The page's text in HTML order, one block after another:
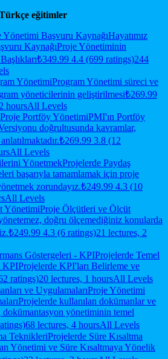
eğitimler
Hayatımız
KaynağıProje Yönetiminin
₺349.99 4.4 (699 ratings)244
YönetimiProgram Yönetimi süreci ve
yöneticilerinin geliştirilmesi₺269.99
hoursAll Levels
Proje Portföy YönetimiPMI'ın Portföy
doğrultusunda kavramlar,
₺269.99 3.8 (12
All Levels
Projelerde Paydaş
başarıyla tamamlamak için proje
zorundayız.₺249.99 4.3 (10
All Levels
Proje Ölçütleri ve Ölçüt
doğru ölçemediğiniz konularda
₺249.99 4.3 (6 ratings)21 lectures, 2
Projelerde Temel
KPIProjelerde KPI'ları Belirleme ve
ratings)20 lectures, 1 hoursAll Levels
Proje Yönetimi
Projelerde kullanılan dokümanlar ve
yönetiminin temel
68 lectures, 4 hoursAll Levels
Projelerde Süre Kısaltma
Yönetimi ve Süre Kısaltmaya Yönelik